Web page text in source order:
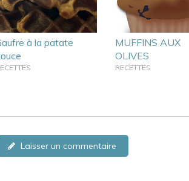
à la patate
MUFFINS AUX
OLIVES
RECETTES
Laisser un commentaire